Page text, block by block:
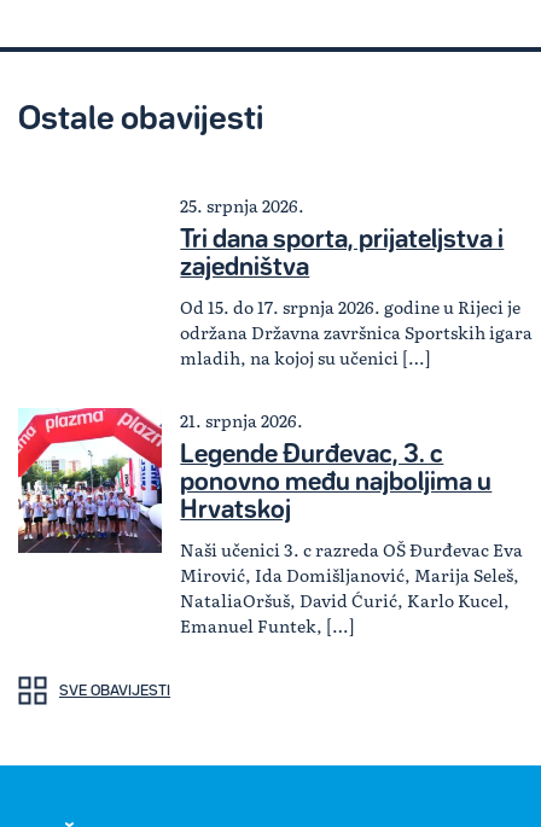
Ostale obavijesti
25. srpnja 2026.
Tri dana sporta, prijateljstva i
zajedništva
Od 15. do 17. srpnja 2026. godine u Rijeci je
održana Državna završnica Sportskih igara
mladih, na kojoj su učenici […]
21. srpnja 2026.
Legende Đurđevac, 3. c
ponovno među najboljima u
Hrvatskoj
Naši učenici 3. c razreda OŠ Đurđevac Eva
Mirović, Ida Domišljanović, Marija Seleš,
NataliaOršuš, David Ćurić, Karlo Kucel,
Emanuel Funtek, […]
SVE OBAVIJESTI